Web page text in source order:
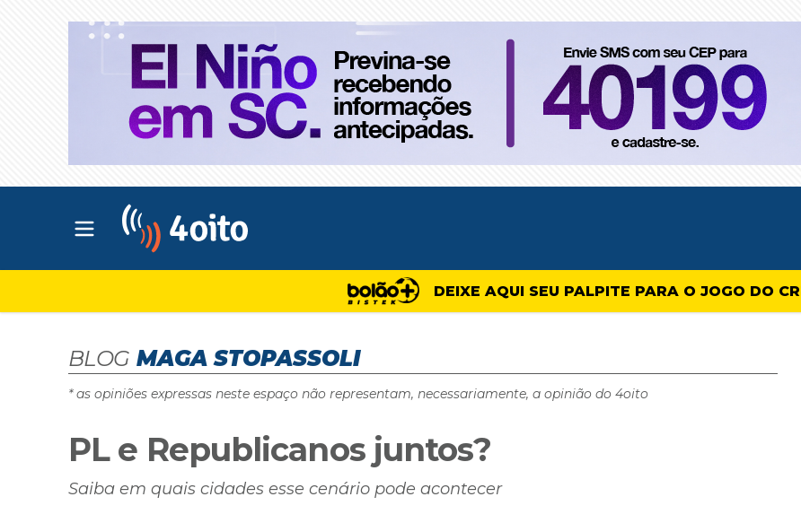
Abrir menu principal
DEIXE AQUI SEU PALPITE PARA O JOGO DO
BLOG MAGA STOPASSOLI
* as opiniões expressas neste espaço não representam, necessariamente, a opinião do 4oito
PL e Republicanos juntos?
Saiba em quais cidades esse cenário pode acontecer